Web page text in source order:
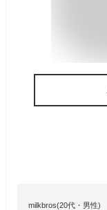
milkbros(20代・男性)